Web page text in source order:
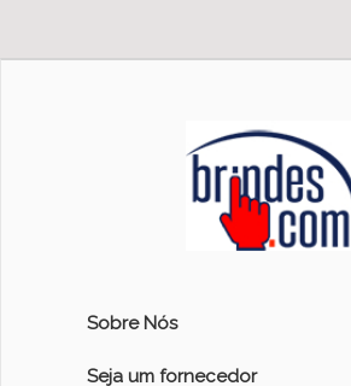
Sobre Nós
Seja um fornecedor